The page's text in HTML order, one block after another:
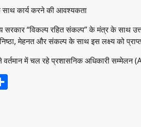
साथ कार्य करने की आवश्यकता
सरकार “विकल्प रहित संकल्प” के मंत्र के साथ
मेहनत और संकल्प के साथ इस लक्ष्य को
वर्तमान में चल रहे प्रशासनिक अधिकारी सम्मेलन